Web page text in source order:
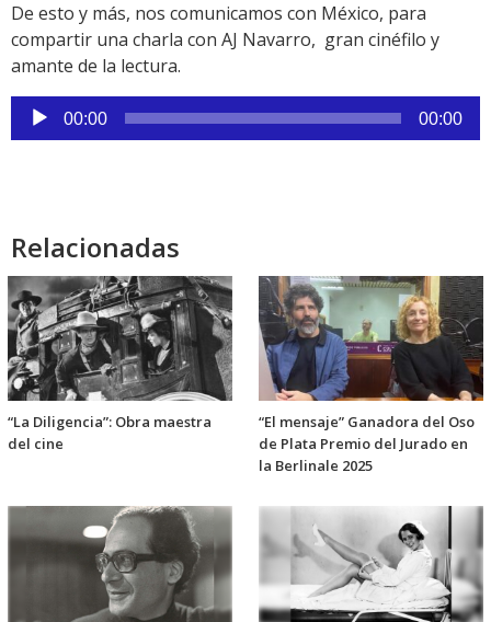
De esto y más, nos comunicamos con México, para
compartir una charla con AJ Navarro, gran cinéfilo y
amante de la lectura.
Reproductor
de
00:00 00:00
Relacionadas
“La Diligencia”: Obra maestra
del cine
“El mensaje” Ganadora del Oso
de Plata Premio del Jurado en
la Berlinale 2025